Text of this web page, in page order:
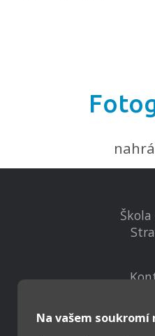
Na vašem soukromí